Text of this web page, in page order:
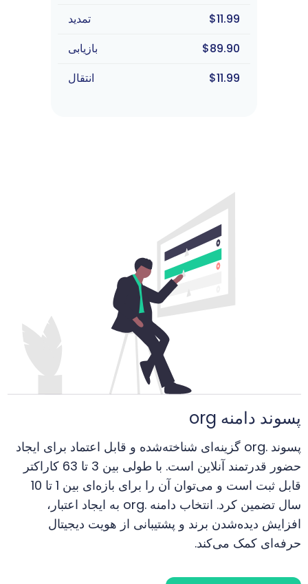
$11.99
تمدید
$89.90
بازیابی
$11.99
انتقال
پسوند دامنه org
پسوند .org گزینه‌ای شناخته‌شده و قابل اعتماد برای ایجاد
حضور قدرتمند آنلاین است. با طولی بین 3 تا 63 کاراکتر
قابل ثبت است و می‌توان آن را برای بازه‌ای بین 1 تا 10
سال تضمین کرد. انتخاب دامنه .org به ایجاد اعتبار،
افزایش دیده‌شدن برند و پشتیبانی از هویت دیجیتال
حرفه‌ای کمک می‌کند.